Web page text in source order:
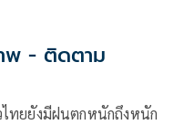
พ - ติดตาม
ทยยังมีฝนตกหนักถึงหนัก